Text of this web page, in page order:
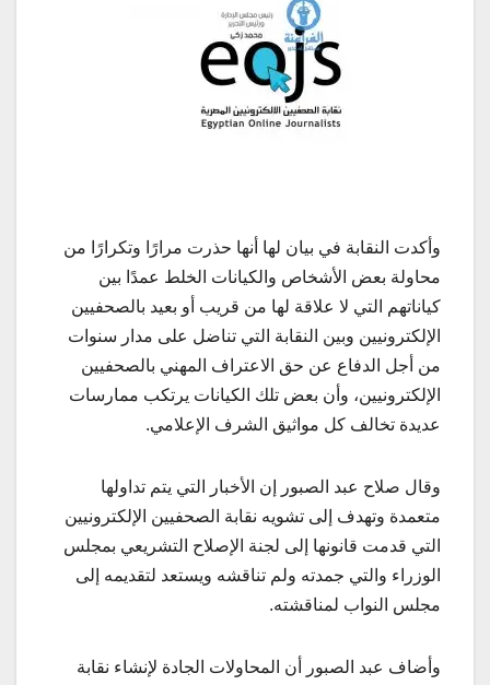
وأكدت النقابة في بيان لها أنها حذرت مرارًا وتكرارًا من
محاولة بعض الأشخاص والكيانات الخلط عمدًا بين
كياناتهم التي لا علاقة لها من قريب أو بعيد بالصحفيين
الإلكترونيين وبين النقابة التي تناضل على مدار سنوات
من أجل الدفاع عن حق الاعتراف المهني بالصحفيين
الإلكترونيين، وأن بعض تلك الكيانات يرتكب ممارسات
عديدة تخالف كل مواثيق الشرف الإعلامي.
وقال صلاح عبد الصبور إن الأخبار التي يتم تداولها
متعمدة وتهدف إلى تشويه نقابة الصحفيين الإلكترونيين
التي قدمت قانونها إلى لجنة الإصلاح التشريعي بمجلس
الوزراء والتي جمدته ولم تناقشه ويستعد لتقديمه إلى
مجلس النواب لمناقشته.
وأضاف عبد الصبور أن المحاولات الجادة لإنشاء نقابة